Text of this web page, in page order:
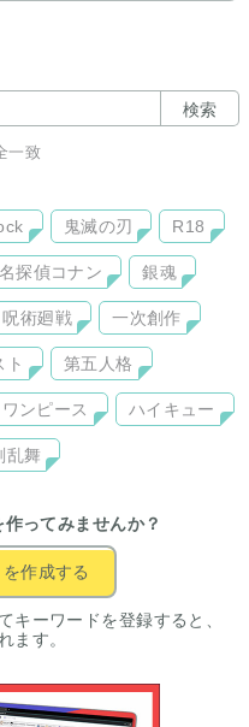
検索
一致
鬼滅の刃 R18
名探偵コナン 銀魂
呪術廻戦 一次創作
ト 第五人格
ワンピース ハイキュー
乱舞
ってみませんか？
作成する
キーワードを登録すると、
ます。